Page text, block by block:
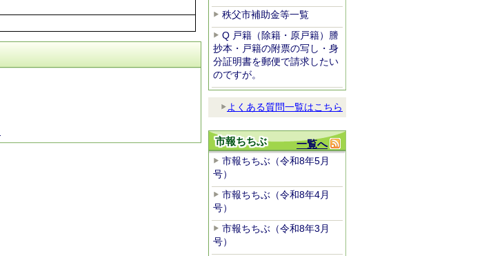
秩父市補助金等一覧
Q 戸籍（除籍・原戸籍）謄
抄本・戸籍の附票の写し・身
分証明書を郵便で請求したい
のですが。
よくある質問一覧はこちら
一覧へ
市報ちちぶ
市報ちちぶ（令和8年5月
号）
市報ちちぶ（令和8年4月
号）
市報ちちぶ（令和8年3月
号）